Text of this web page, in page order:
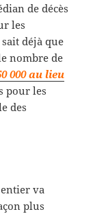
de décès
les
déjà que
nombre de
000 au lieu
pour les
des
va
plus